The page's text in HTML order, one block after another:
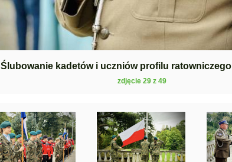
Ślubowanie kadetów i uczniów profilu ratowniczego
zdjęcie 29 z 49